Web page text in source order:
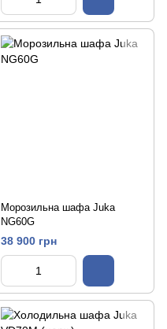
Морозильна шафа Juka
NG60G
38 900 грн